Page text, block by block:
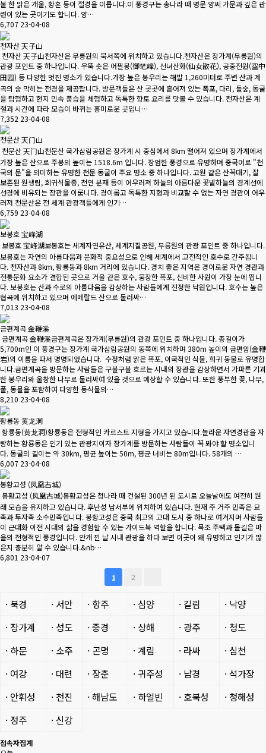
불 한 맑은 개울, 황혼 등이 절경을 이룹니다.이 풍경구는 송나라 때 명문 양씨 가문과 깊은 관
련이 있는 곳이기도 합니다. 양…
6,707 23-04-08
천자산 天子山
천자산 天子山천자산은 무릉원의 북서쪽에 위치하고 있습니다.천자산은 장가계(무릉원)의
관광 포인트 중 하나입니다. 우뚝 솟은 어필봉(御笔峰), 선녀산화(仙女散花), 공중전원(空中
田园) 등 다양한 멋진 명소가 있습니다.가장 높은 봉우리는 해발 1,260미터로 주변 산과 계
곡의 숨 막히는 전경을 제공합니다. 방문객들은 산 곳곳에 흩어져 있는 폭포, 다리, 돌숲, 동굴
을 탐험하고 현지 민속 풍습을 체험하고 독특한 향토 요리를 맛볼 수 있습니다. 천자산은 계
절과 시간에 따라 모습이 바뀌는 흥미로운 곳입니…
7,352 23-04-08
천문산 天门山
천문산 天门山천문산 국가삼림공원은 장가계 시 중심에서 8km 떨어져 있으며 장가계에서
가장 높은 산으로 주봉의 높이는 1518.6m 입니다. 장엄한 풍경으로 유명하며 중국어로 "천
국의 문"을 의미하는 유명한 천문 동굴이 주요 명소 중 하나입니다. 고원 같은 산꼭대기, 잘
보존된 원생림, 희귀식물종, 천연 분재 등이 어우러져 하늘의 아름다운 꽃밭하늘의 경계선에
선경에 비유되는 장관을 이룹니다. 경이롭고 독특한 지형과 비교할 수 없는 자연 경관이 어우
러져 천문산은 전 세계 관광객들에게 인기…
6,759 23-04-08
보봉호 宝峰湖
보봉호 宝峰湖보봉호는 세계자연유산, 세계지질공원, 무릉원의 관광 포인트 중 하나입니다.
보봉호는 자연의 아름다움과 문화적 중요성으로 인해 세계에서 고전적인 호수로 간주됩니
다. 천자산과 8km, 황룡동과 8km 거리에 있습니다. 경치 좋은 지역은 경이로운 자연 경관과
전통문화 요소가 결합된 곳으로 거울 같은 호수, 웅장한 폭포, 신비한 사원이 가장 눈에 띕니
다. 보봉호는 산과 수로의 아름다움을 감상하는 사람들에게 진정한 낙원입니다. 호수는 높은
협곡에 위치하고 있으며 에메랄드 산으로 둘러싸…
7,013 23-04-08
금편계곡 金鞭溪
금편계곡 金鞭溪금편계곡은 장가계(무릉원)의 관광 포인트 중 하나입니다. 총길이가
5,700m인 이 풍경구는 장가계 국가삼림공원의 동쪽에 위치하며 380m 높이의 금편암(金鞭
岩)의 이름을 따서 명명되었습니다. 수정처럼 맑은 폭포, 이국적인 식물, 희귀 동물로 유명합
니다.금편계곡을 방문하는 사람들은 구불구불 흐르는 시내의 장관을 감상하면서 가파른 기괴
한 봉우리와 울창한 나무로 둘러싸여 있을 것으로 예상할 수 있습니다. 또한 풍부한 꽃, 나무,
풀, 동물을 포함하여 다양한 동식물의…
8,210 23-04-08
황룡동 黄龙洞
황룡동(黄龙洞)황룡동은 전형적인 카르스트 지형을 가지고 있습니다.놀라운 자연경관을 자
랑하는 황룡동은 인기 있는 관광지이자 장가계를 방문하는 사람들이 꼭 봐야 할 명소입니
다. 동굴의 길이는 약 30km, 평균 높이는 50m, 평균 너비는 80m입니다. 58개의 …
6,007 23-04-08
봉황고성 (凤凰古城)
봉황고성 (凤凰古城)봉황고성은 청나라 때 건설된 300년 된 도시로 오늘날에도 여전히 원
래 모습을 유지하고 있습니다. 후난성 남서부에 위치하여 있습니다. 현재 주 거주 민족은 묘
족과 투자족 소수민족입니다. 봉황고성은 중국 최고의 고대 도시 중 하나로 여겨지며 사람들
이 근대화 이전 시대의 삶을 경험할 수 있는 가이드북 역할을 합니다. 목조 주택과 돌길은 마
을의 전형적인 풍경입니다. 안개 낀 날 시내 관광을 하다 보면 이곳이 왜 유명하고 인기가 많
은지 충분히 알 수 있습니다.&nb…
6,801 23-04-07
1
2
· 북경 · 서안 · 항주 · 심양 · 길림
· 낙양
· 장가계
· 성도 · 중경 · 상해 · 광주
· 청도
· 하문
· 소주 · 곤명 · 계림 · 라싸
· 심천
· 여강
· 대련 · 장춘 · 귀주성 · 남경
· 석가장
· 안휘성
· 천진 · 해남도 · 하얼빈 · 호북성
· 청해성
· 정주
· 신강
접속자집계